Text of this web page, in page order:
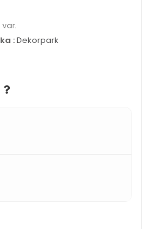
var.
:Dekorpark